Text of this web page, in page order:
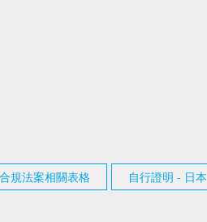
規法案相關表格
自行證明 - 日本